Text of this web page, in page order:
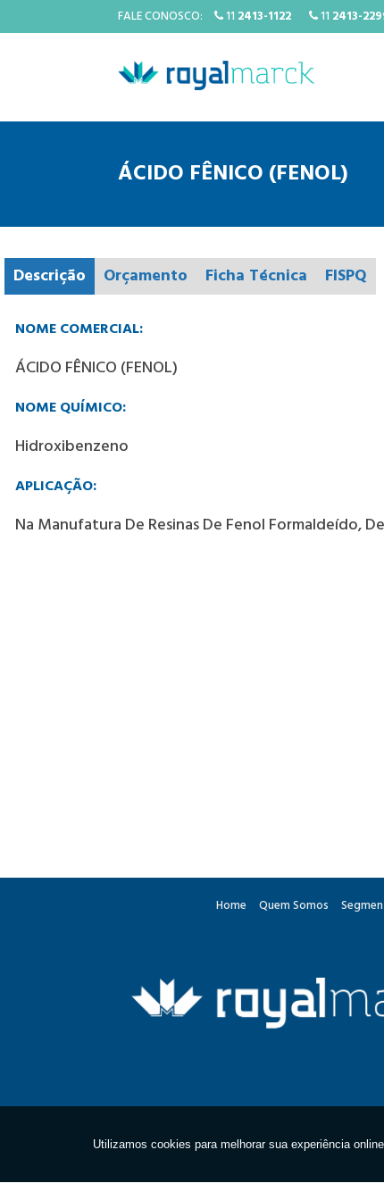
FALE CONOSCO: 11 2413-1122 11 2413-
ÁCIDO FÊNICO (FENOL)
Descrição Orçamento Ficha Técnica FISPQ
NOME COMERCIAL:
ÁCIDO FÊNICO (FENOL)
NOME QUÍMICO:
Hidroxibenzeno
APLICAÇÃO:
Na Manufatura De Resinas De Fenol Formaldeído,
Home Quem Somos